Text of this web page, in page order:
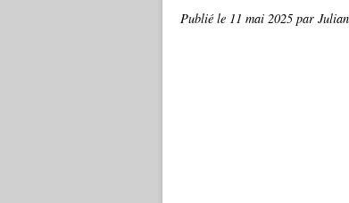
Publié le 11 mai 2025 par